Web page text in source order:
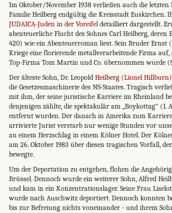
Im Oktober/November 1938 verließen auch die
Familie Heilberg endgültig die Kreisstadt Euskirchen.
JUDAICA-Juden in der Voreifel detailliert dargestellt.
abenteuerliche Flucht des Sohnes Carl Heilberg, deren
420) wie ein Abenteuerroman liest. Sein Bruder Ernst
Kriege eine florierende metallverarbeitende Firma auf,
Top-Firma Tom Martin und Co. übernommen wurde
Der älteste Sohn, Dr. Leopold Heilberg (Lionel Hillburn)
die Gesetzesmaschinerie des NS-Staates. Tragisch
mit ihm, der seine juristische Karriere im Rheinland
denjenigen zählte, die spektakulär am „Boykottag" (1.
entfernt wurden. Der danach in Amerika zum
arrivierte Jurist verstarb nur wenige Stunden vor
an einem Herzschlag in einem Kölner Hotel. Der
am 26. Oktober 1983 über diesen tragischen Vorfall,
bewegte.
Um der Deportation zu entge­hen, flohen die
Brüssel. Dennoch wurde ein weiterer Sohn, Alfred
und kam in ein Konzentrationslager. Seine Frau
wurde nach Auschwitz deportiert. Dennoch konnten
bis zur Befreiung nichts voneinander - und ihrem